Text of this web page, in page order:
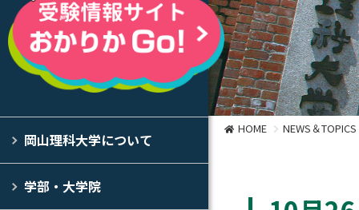
岡山理科大学について
学部・大学院
HOME NEWS＆TOPICS